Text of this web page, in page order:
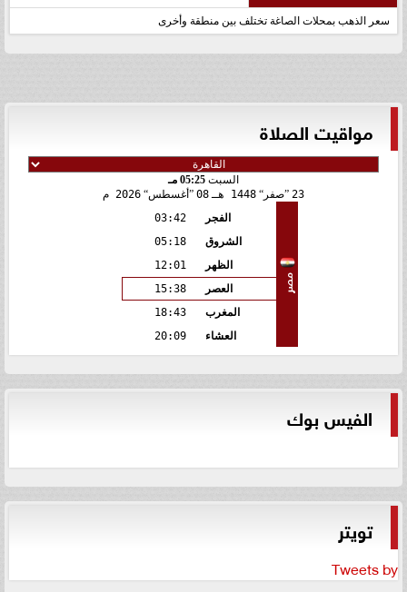
سعر الذهب بمحلات الصاغة تختلف بين منطقة وأخرى
مواقيت الصلاة
السبت 05:25 مـ
23
صفر 1448 هـ 08 أغسطس 2026 م
مصر
الفجر
03:42
الشروق
05:18
الظهر
12:01
العصر
15:38
المغرب
18:43
العشاء
20:09
الفيس بوك
تويتر
Tweets by